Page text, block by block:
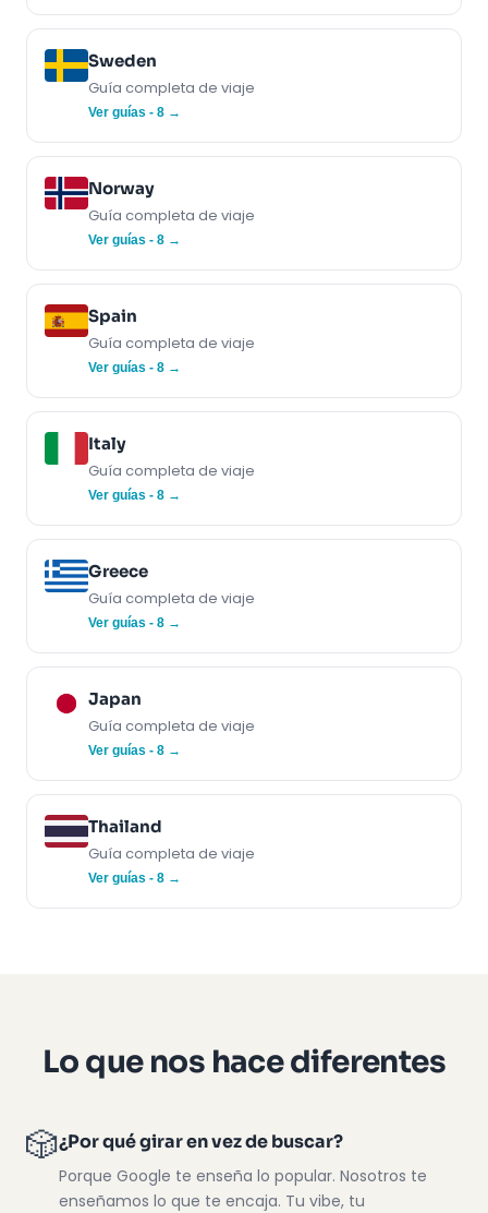
Sweden
Guía completa de viaje
Ver guías - 8 →
Norway
Guía completa de viaje
Ver guías - 8 →
Spain
Guía completa de viaje
Ver guías - 8 →
Italy
Guía completa de viaje
Ver guías - 8 →
Greece
Guía completa de viaje
Ver guías - 8 →
Japan
Guía completa de viaje
Ver guías - 8 →
Thailand
Guía completa de viaje
Ver guías - 8 →
Lo que nos hace diferentes
🎲¿Por qué girar en vez de buscar?
Porque Google te enseña lo popular. Nosotros te
enseñamos lo que te encaja. Tu vibe, tu